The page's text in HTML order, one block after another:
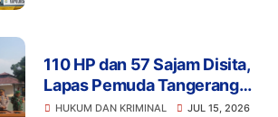
110 HP dan 57 Sajam Disita,
Lapas Pemuda Tangerang
Perketat Pengawasan
HUKUM DAN KRIMINAL JUL 15, 2026